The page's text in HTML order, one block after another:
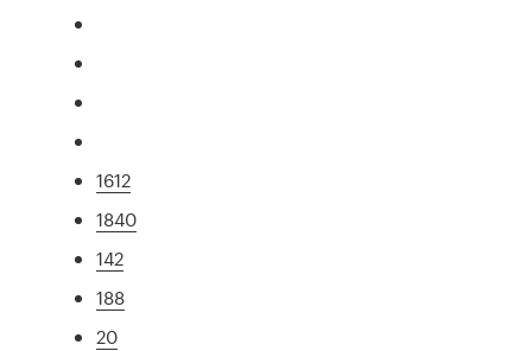
1612
1840
142
188
20